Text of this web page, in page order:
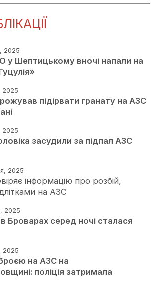
2025
у Шептицькому вночі напали на
2025
підірвати гранату на АЗС
2025
засудили за підпал АЗС
2025
інформацію про розбій,
на АЗС
2025
Броварах серед ночі сталася
2025
на АЗС на
поліція затримала